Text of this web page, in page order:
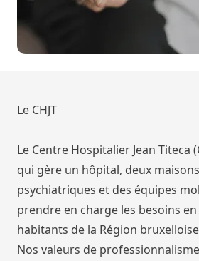
Le CHJT
Le Centre Hospitalier Jean Titeca
qui gère un hôpital, deux
psychiatriques et des équipes
prendre en charge les besoins
habitants de la Région
Nos valeurs de